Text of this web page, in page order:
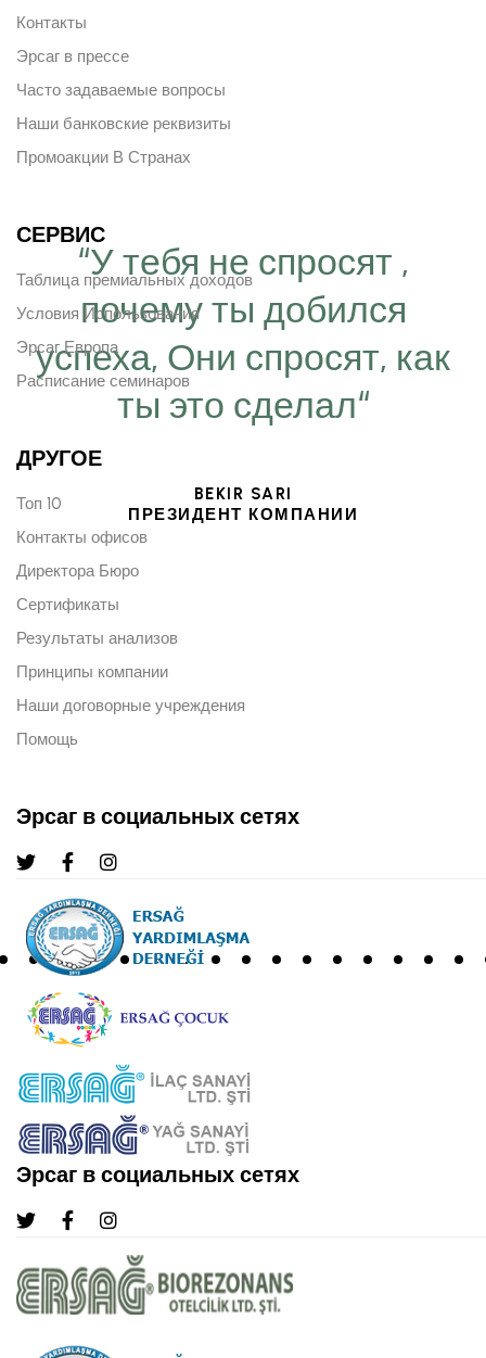
“У тебя не спросят ,
почему ты добился
успеха, Они спросят, как
ты это сделал“
BEKIR SARI
ПРЕЗИДЕНТ КОМПАНИИ
Контакты
Эрсаг в прессе
Часто задаваемые вопросы
Наши банковские реквизиты
Промоакции В Странах
СЕРВИС
Таблица премиальных доходов
Условия Использования
Эрсаг Европа
Расписание семинаров
ДРУГОЕ
Топ 10
Контакты офисов
Директора Бюро
Сертификаты
Результаты анализов
Принципы компании
Наши договорные учреждения
Помощь
Эрсаг в социальных сетях
Эрсаг в социальных сетях